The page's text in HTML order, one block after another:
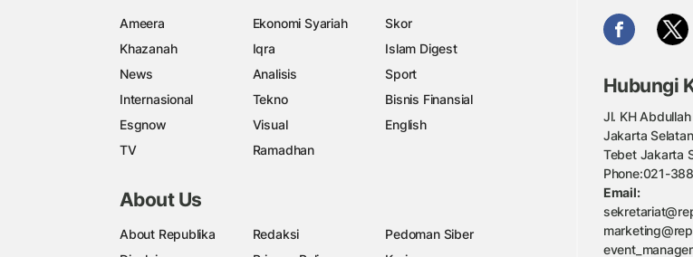
Ameera Ekonomi Syariah
Skor
Khazanah
Iqra
Islam Digest
News
Analisis
Sport
Internasional
Tekno
Bisnis Finansial
Esgnow
Visual
English
TV
Ramadhan
About Us
About Republika Redaksi
Pedoman Siber
Hubungi
Jl. KH
Jakarta
Tebet Jakarta
Phone:021-
Email: